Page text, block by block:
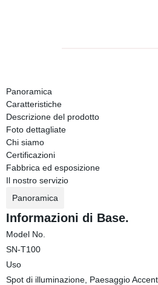
Panoramica
Caratteristiche
Descrizione del prodotto
Foto dettagliate
Chi siamo
Certificazioni
Fabbrica ed esposizione
Il nostro servizio
Panoramica
Informazioni di Base.
Model No.
SN-T100
Uso
Spot di illuminazione, Paesaggio